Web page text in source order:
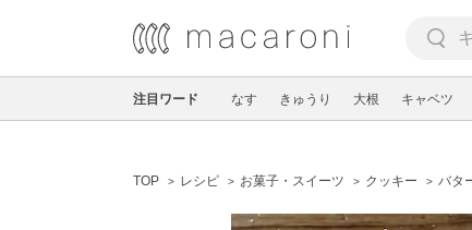
注目ワード なす きゅうり 大根 キャベツ
TOP レシピ お菓子・スイーツ クッキー バタ